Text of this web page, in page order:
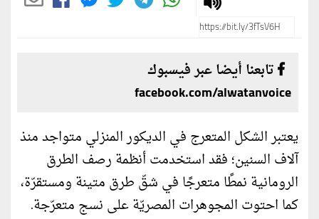
تابعنا أيضا عبر فيسبوك
facebook.com/alwatanvoice
يعتبر الشكل المتعرج في الديكور المنزلي متواجد منذ
آلاف السنين؛ فقد استخدمت أنظمة رصف الطرق
الرومانية نمطًا متعرجًا في شقّ طرق متينة ومستقرّة،
كما احتوت المجوهرات المصريّة على نسج متعرّجة.